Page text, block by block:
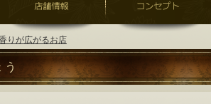
りが広がるお店